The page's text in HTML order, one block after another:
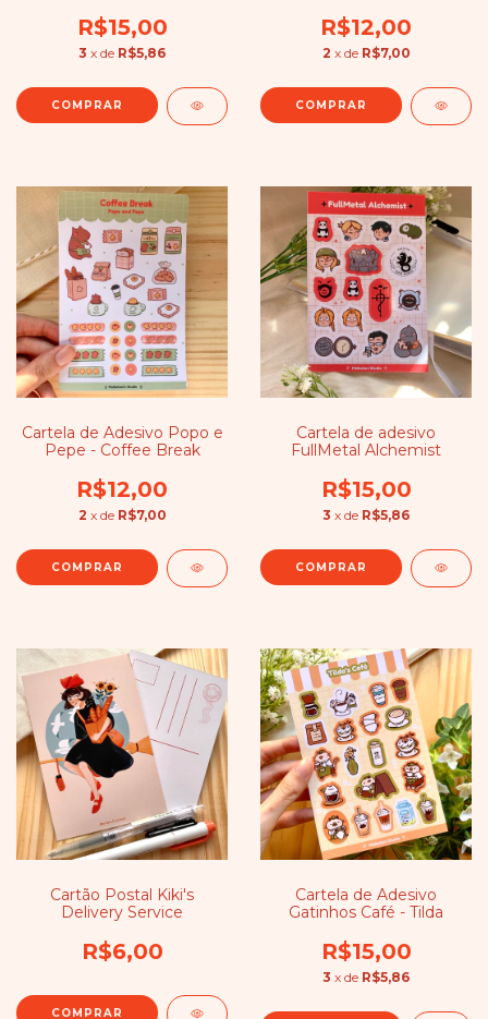
R$15,00
3 x de R$5,86
R$12,00
2 x de R$7,00
Cartela de Adesivo Popo e
Pepe - Coffee Break
R$12,00
2 x de R$7,00
Cartela de adesivo
FullMetal Alchemist
R$15,00
3 x de R$5,86
Cartão Postal Kiki's
Delivery Service
R$6,00
Cartela de Adesivo
Gatinhos Café - Tilda
R$15,00
3 x de R$5,86